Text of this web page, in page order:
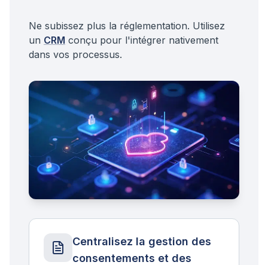
Ne subissez plus la réglementation. Utilisez
un CRM conçu pour l'intégrer nativement
dans vos processus.
Centralisez la gestion des
consentements et des